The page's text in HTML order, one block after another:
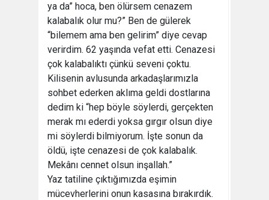
ya da” hoca, ben ölürsem cenazem
kalabalık olur mu?” Ben de gülerek
“bilemem ama ben gelirim” diye cevap
verirdim. 62 yaşında vefat etti. Cenazesi
çok kalabalıktı çünkü seveni çoktu.
Kilisenin avlusunda arkadaşlarımızla
sohbet ederken aklıma geldi dostlarına
dedim ki “hep böyle söylerdi, gerçekten
merak mı ederdi yoksa gırgır olsun diye
mi söylerdi bilmiyorum. İşte sonun da
öldü, işte cenazesi de çok kalabalık.
Mekânı cennet olsun inşallah.”
Yaz tatiline çıktığımızda eşimin
mücevherlerini onun kasasına bırakırdık.